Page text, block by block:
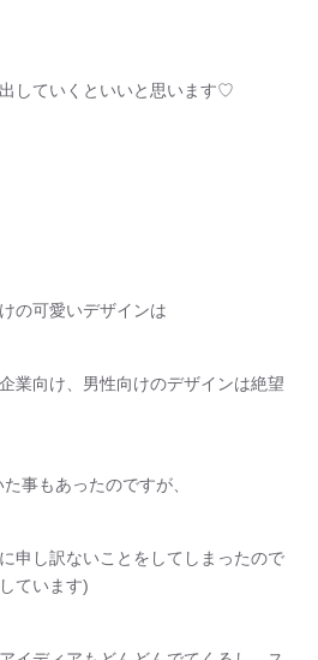
していくといいと思います♡
の可愛いデザインは
業向け、男性向けのデザインは絶望
事もあったのですが、
申し訳ないことをしてしまったので
ています)